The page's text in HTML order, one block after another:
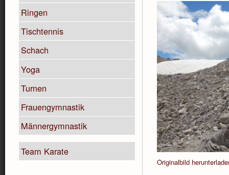
Ringen
Tischtennis
Schach
Yoga
Turnen
Frauengymnastik
Männergymnastik
Team Karate
Originalbild